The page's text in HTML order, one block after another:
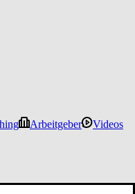
Arbeitgeber
Videos